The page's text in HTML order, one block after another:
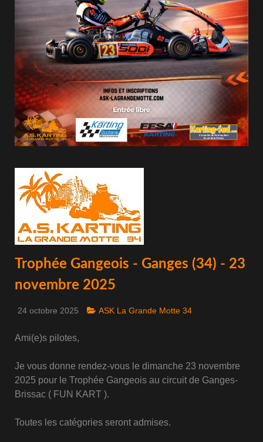
Trophée Gangeois - Ganges (34) - 23
novembre 2025
24 octobre 2025 ASK La Grande Motte 34
Ami(e)s pilotes,
Je vous donne rendez-vous le dimanche 23 novembre
2025 pour le Trophée Gangeois au circuit de Ganges-
Brissac ( FUN KART ).
Toutes les catégories seront admises.